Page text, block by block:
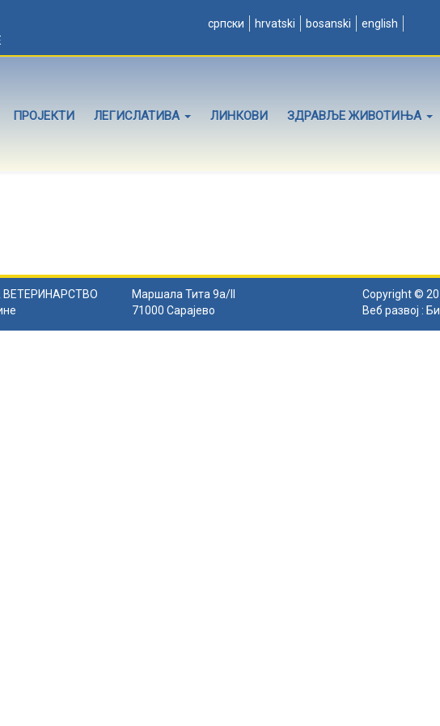
српски hrvatski bosanski english
ПРОЈЕКТИ ЛЕГИСЛАТИВА ЛИНКОВИ ЗДРАВЉЕ ЖИВОТИЊА
Маршала Тита 9а/II
71000 Сарајево
Copyright ©
Веб развој :